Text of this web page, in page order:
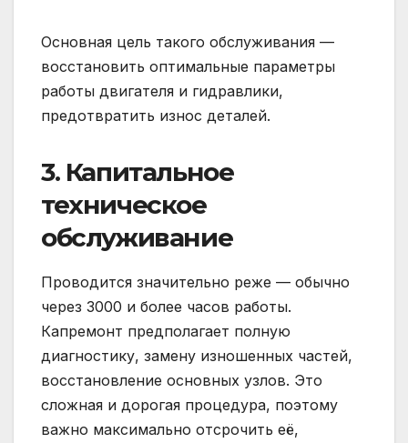
Основная цель такого обслуживания —
восстановить оптимальные параметры
работы двигателя и гидравлики,
предотвратить износ деталей.
3. Капитальное
техническое
обслуживание
Проводится значительно реже — обычно
через 3000 и более часов работы.
Капремонт предполагает полную
диагностику, замену изношенных частей,
восстановление основных узлов. Это
сложная и дорогая процедура, поэтому
важно максимально отсрочить её,